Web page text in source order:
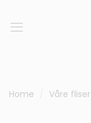
Home Våre fliser